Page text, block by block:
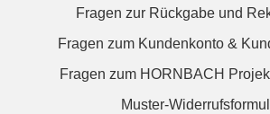
Fragen zur Rückgabe und
Fragen zum Kundenkonto &
Fragen zum HORNBACH
Muster-